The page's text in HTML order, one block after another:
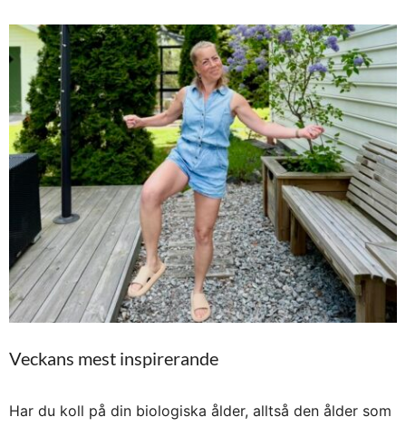
Veckans mest inspirerande
Har du koll på din biologiska ålder, alltså den ålder som